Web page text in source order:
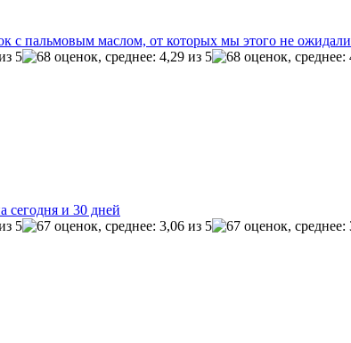
с пальмовым маслом, от которых мы этого не ожидали
сегодня и 30 дней